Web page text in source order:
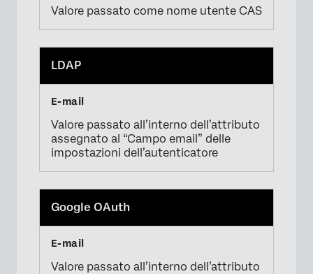
×
Valore passato come nome utente CAS
LDAP
Valore passato all’interno dell’attributo
assegnato al “Campo email” delle
impostazioni dell’autenticatore
Google OAuth
Valore passato all’interno dell’attributo